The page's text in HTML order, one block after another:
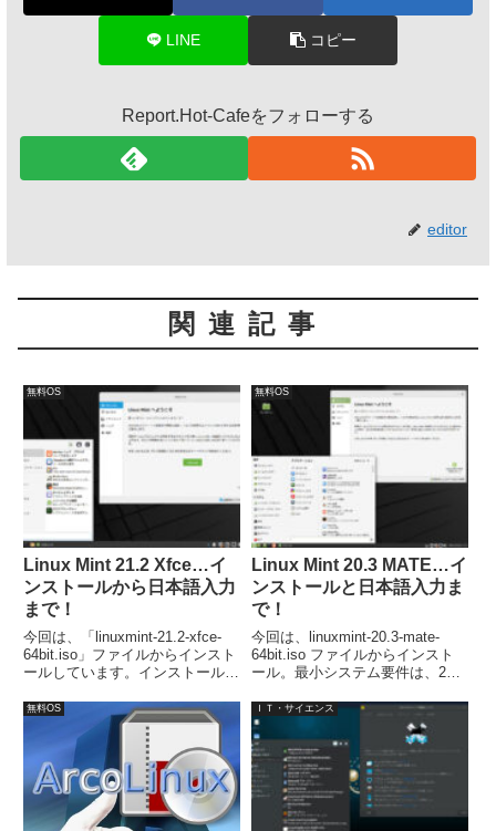
LINE コピー
Report.Hot-Cafeをフォローする
editor
関連記事
無料OS
Linux Mint 21.2 Xfce…イ
ンストールから日本語入力
まで！
今回は、「linuxmint-21.2-xfce-
64bit.iso」ファイルからインスト
ールしています。インストールは
語入力も可能になっています。
無料OS
Linux Mint 20.3 MATE…イ
ンストールと日本語入力ま
で！
今回は、linuxmint-20.3-mate-
64bit.iso ファイルからインスト
ール。最小システム要件は、2GB
1024×768の解像度。
無料OS ＩＴ・サイエンス